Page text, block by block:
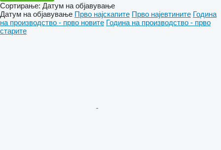
Сортирање: Датум на објавување
Датум на објавување Прво најскапите Прво најевтините Година
на производство - прво новите Година на производство - прво
старите